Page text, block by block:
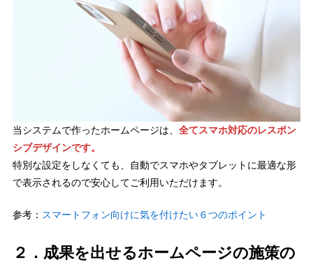
当システムで作ったホームページは、 全てスマホ対応のレスポン
シブデザインです。
特別な設定をしなくても、自動でスマホやタブレットに最適な形
で表示されるので安心してご利用いただけます。
参考： スマートフォン向けに気を付けたい６つのポイント
２．成果を出せるホームページの施策の